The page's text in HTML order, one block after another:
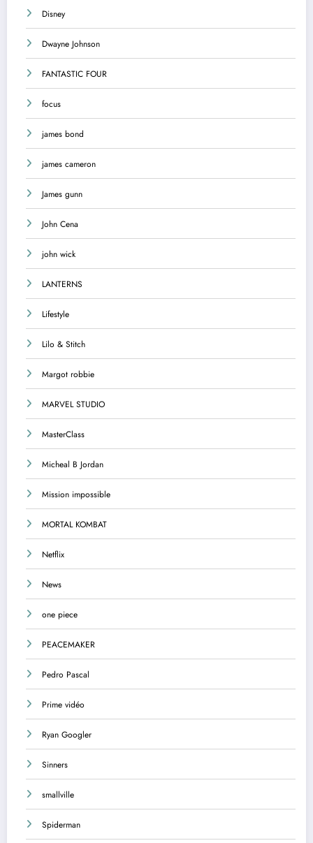
Disney
Dwayne Johnson
FANTASTIC FOUR
focus
james bond
james cameron
James gunn
John Cena
john wick
LANTERNS
Lifestyle
Lilo & Stitch
Margot robbie
MARVEL STUDIO
MasterClass
Micheal B Jordan
Mission impossible
MORTAL KOMBAT
Netflix
News
one piece
PEACEMAKER
Pedro Pascal
Prime vidéo
Ryan Googler
Sinners
smallville
Spiderman